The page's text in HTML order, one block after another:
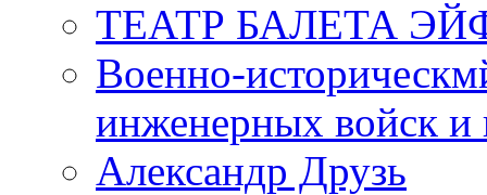
ТЕАТР БАЛЕТА
Военно-
инженерных войск и
Александр Друзь